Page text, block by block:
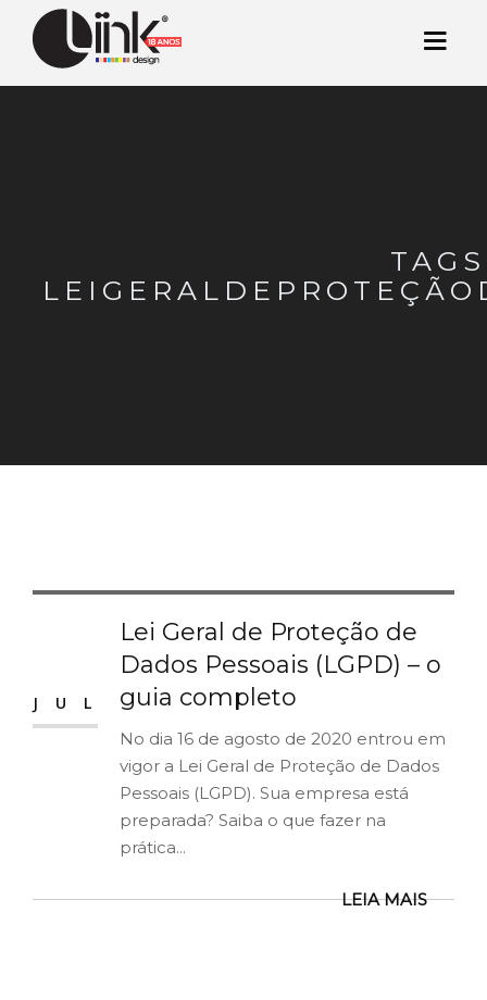
JUL
Lei Geral de Proteção de
Dados Pessoais (LGPD) – o
guia completo
No dia 16 de agosto de 2020 entrou em
vigor a Lei Geral de Proteção de Dados
Pessoais (LGPD). Sua empresa está
preparada? Saiba o que fazer na
prática...
LEIA MAIS